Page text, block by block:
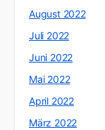
August 2022
Juli 2022
Juni 2022
Mai 2022
April 2022
März 2022